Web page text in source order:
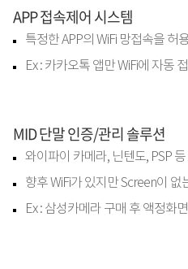
APP 접속제어 시스템
특정한 APP의 WiFi 망접속을 허
Ex : 카카오톡 앱만 WiFi에 자동
MID 단말 인증/관리 솔루션
와이파이 카메라, 닌텐도, PSP
향후 WiFi가 있지만 Screen이
Ex : 삼성카메라 구매 후 액정화